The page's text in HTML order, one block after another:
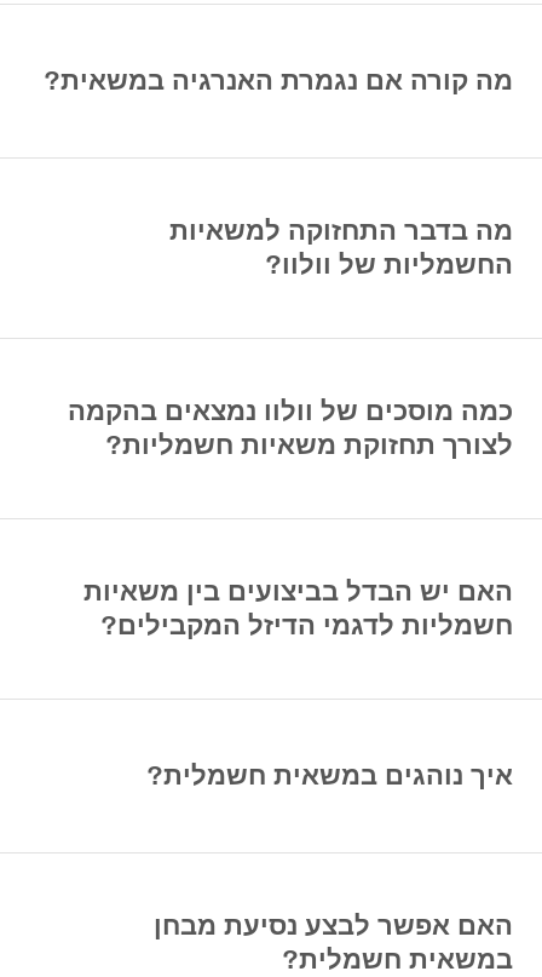
מה קורה אם נגמרת האנרגיה במשאית?
מה בדבר התחזוקה למשאיות
החשמליות של וולוו?
כמה מוסכים של וולוו נמצאים בהקמה
לצורך תחזוקת משאיות חשמליות?
האם יש הבדל בביצועים בין משאיות
חשמליות לדגמי הדיזל המקבילים?
איך נוהגים במשאית חשמלית?
האם אפשר לבצע נסיעת מבחן
במשאית חשמלית?